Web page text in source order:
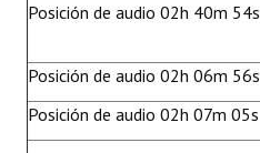
Posición de audio 02h 40m 54s
Posición de audio 02h 06m 56s
Posición de audio 02h 07m 05s